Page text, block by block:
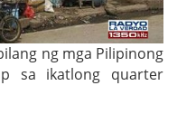
ng mga Pilipinong
sa ikatlong quarter